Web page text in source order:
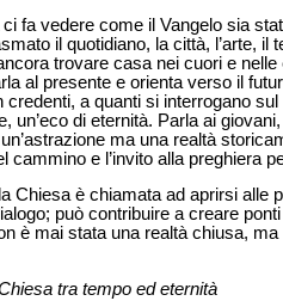
ci fa vedere come il Vangelo sia
il quotidiano, la città, l’arte,
trovare casa nei cuori e
al presente e orienta verso il
credenti, a quanti si interrogano
un’eco di eternità. Parla ai
ma una realtà
cammino e l’invito alla preghiera
Chiesa è chiamata ad aprirsi alle
può contribuire a creare
è mai stata una realtà chiusa,
tra tempo ed eternità